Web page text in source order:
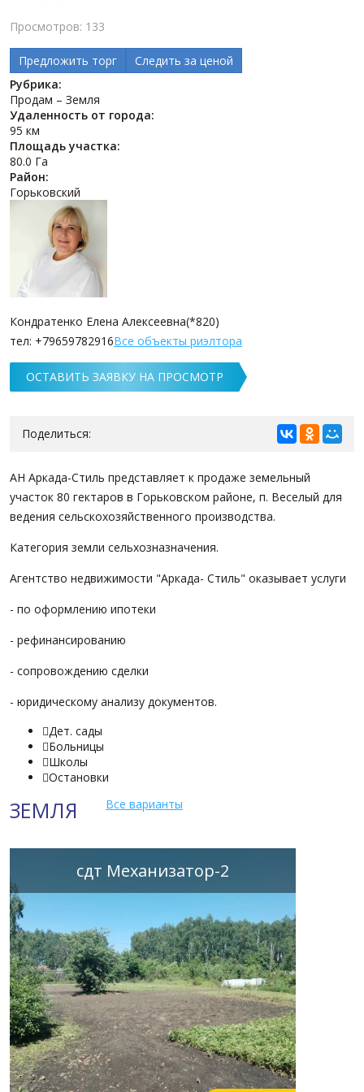
Просмотров: 133
Предложить торг
Следить за ценой
Рубрика:
Продам – Земля
Удаленность от города:
95 км
Площадь участка:
80.0 Га
Район:
Горьковский
Кондратенко Елена Алексеевна(*820)
тел: +79659782916Все объекты риэлтора
ОСТАВИТЬ ЗАЯВКУ НА ПРОСМОТР
Поделиться:
АН Аркада-Стиль представляет к продаже земельный
участок 80 гектаров в Горьковском районе, п. Веселый для
ведения сельскохозяйственного производства.
Категория земли сельхозназначения.
Агентство недвижимости "Аркада- Стиль" оказывает услуги
- по оформлению ипотеки
- рефинансированию
- сопровождению сделки
- юридическому анализу документов.
Дет. сады
Больницы
Школы
Остановки
ЗЕМЛЯ Все варианты
сдт Механизатор-2